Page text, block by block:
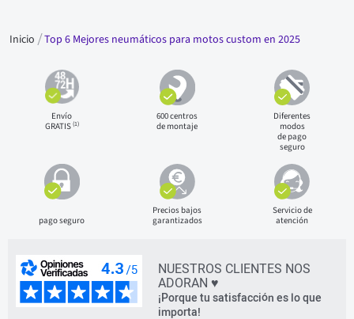
Inicio Top 6 Mejores neumáticos para motos custom en 2025
Envío
GRATIS(1)
600 centros
de montaje
Diferentes
modos
de pago
seguro
pago seguro
Precios bajos
garantizados
Servicio de
atención
NUESTROS CLIENTES NOS
ADORAN ♥
¡Porque tu satisfacción es lo que
importa!